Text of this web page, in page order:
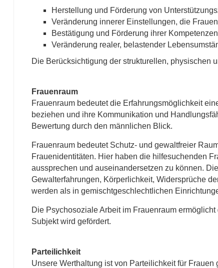
Herstellung und Förderung von
Veränderung innerer Einstellungen, die
Bestätigung und Förderung ihrer
Veränderung realer, belastender
Die Berücksichtigung der strukturellen, physischen
Frauenraum
Frauenraum bedeutet die Erfahrungsmöglichkeit
beziehen und ihre Kommunikation und
Bewertung durch den männlichen Blick.
Frauenraum bedeutet Schutz- und gewaltfreier
Frauenidentitäten. Hier haben die hilfesuchenden
aussprechen und auseinandersetzen zu können.
Gewalterfahrungen, Körperlichkeit, Widersprüche
werden als in gemischtgeschlechtlichen
Die Psychosoziale Arbeit im Frauenraum
Subjekt wird gefördert.
Parteilichkeit
Unsere Werthaltung ist von Parteilichkeit für